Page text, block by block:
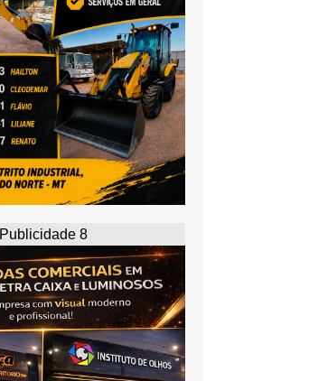
Publicidade 8